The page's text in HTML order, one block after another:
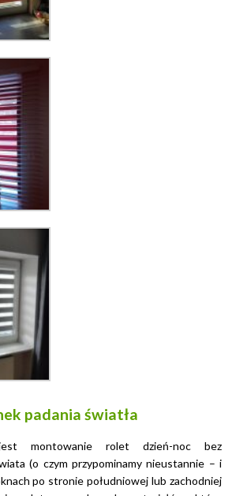
padania światła
montowanie rolet dzień-noc bez
(o czym przypominamy nieustannie – i
po stronie południowej lub zachodniej